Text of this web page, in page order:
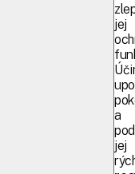
jej
a
jej